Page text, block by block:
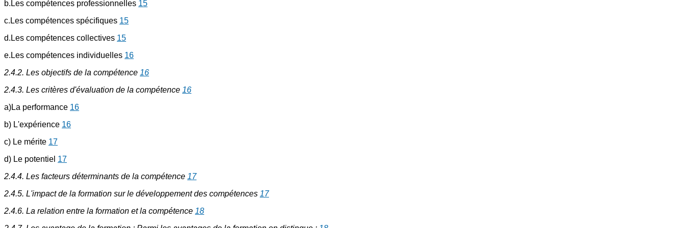
b.Les compétences professionnelles 15
c.Les compétences spécifiques 15
d.Les compétences collectives 15
e.Les compétences individuelles 16
2.4.2. Les objectifs de la compétence 16
2.4.3. Les critères d'évaluation de la compétence 16
a)La performance 16
b) L'expérience 16
c) Le mérite 17
d) Le potentiel 17
2.4.4. Les facteurs déterminants de la compétence 17
2.4.5. L'impact de la formation sur le développement des compétences 17
2.4.6. La relation entre la formation et la compétence 18